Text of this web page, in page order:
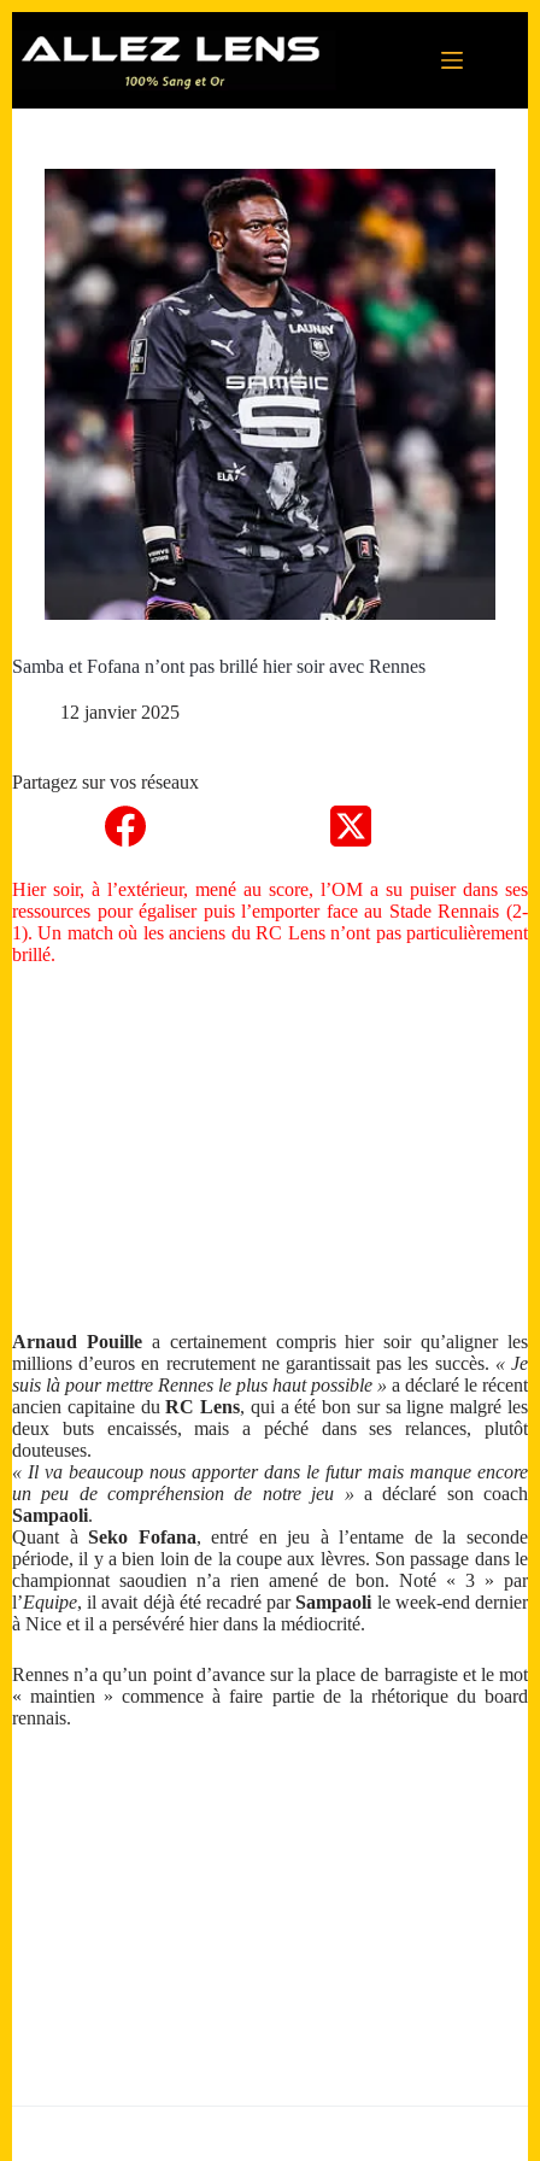
contenu
Samba et Fofana n’ont pas brillé hier soir avec Rennes
12 janvier 2025
Partagez sur vos réseaux
Hier soir, à l’extérieur, mené au score, l’OM a su puiser dans ses
ressources pour égaliser puis l’emporter face au Stade Rennais (2-
1). Un match où les anciens du RC Lens n’ont pas particulièrement
brillé.
Arnaud Pouillea certainement compris hier soir qu’aligner les
millions d’euros en recrutement ne garantissait pas les succès. « Je
suis là pour mettre Rennes le plus haut possible » a déclaré le récent
ancien capitaine duRC Lens, qui a été bon sur sa ligne malgré les
deux buts encaissés, mais a péché dans ses relances, plutôt
douteuses.
« Il va beaucoup nous apporter dans le futur mais manque encore
un peu de compréhension de notre jeu » a déclaré son coach
Sampaoli.
Quant àSeko Fofana, entré en jeu à l’entame de la seconde
période, il y a bien loin de la coupe aux lèvres. Son passage dans le
championnat saoudien n’a rien amené de bon. Noté « 3 » par
l’Equipe, il avait déjà été recadré parSampaoli le week-end dernier
à Nice et il a persévéré hier dans la médiocrité.
Rennes n’a qu’un point d’avance sur la place de barragiste et le mot
« maintien » commence à faire partie de la rhétorique du board
rennais.